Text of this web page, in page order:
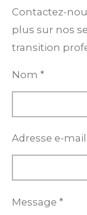
Contactez-
plus sur nos
transition
Nom *
Adresse e-
Message *